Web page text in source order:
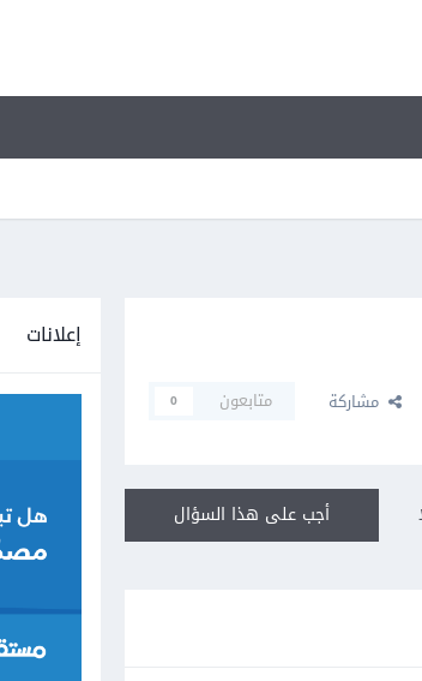
مشاركة متابعون 0
أجب على هذا السؤال
إعلانات